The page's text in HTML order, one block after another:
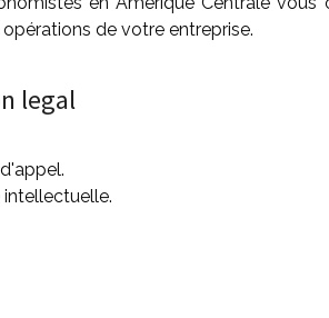
de votre entreprise.
legal